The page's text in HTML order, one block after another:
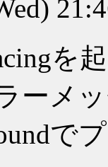
を
ーメ
で